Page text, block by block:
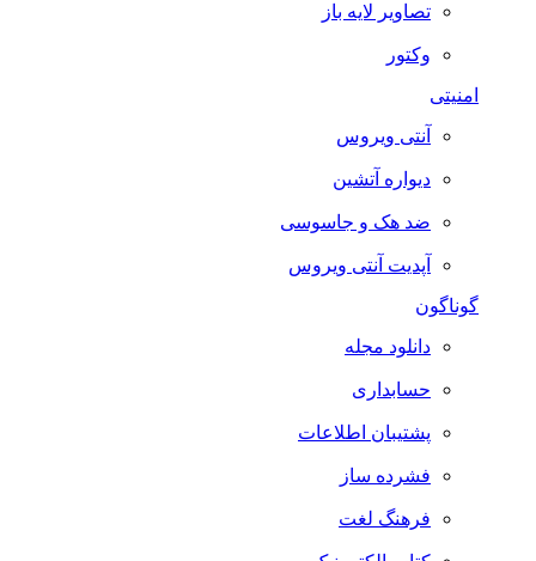
تصاویر لایه باز
وکتور
امنیتی
آنتی ویروس
دیواره آتشین
ضد هک و جاسوسی
آپدیت آنتی ویروس
گوناگون
دانلود مجله
حسابداری
پشتیبان اطلاعات
فشرده ساز
فرهنگ لغت